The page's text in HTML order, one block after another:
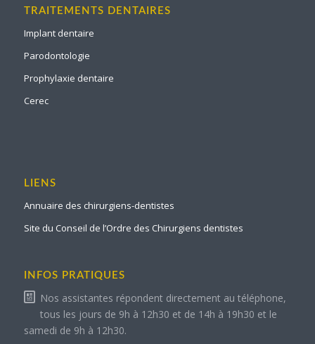
TRAITEMENTS DENTAIRES
Implant dentaire
Parodontologie
Prophylaxie dentaire
Cerec
LIENS
Annuaire des chirurgiens-dentistes
Site du Conseil de l’Ordre des Chirurgiens dentistes
INFOS PRATIQUES
Nos assistantes répondent directement au téléphone,
tous les jours de 9h à 12h30 et de 14h à 19h30 et le
samedi de 9h à 12h30.